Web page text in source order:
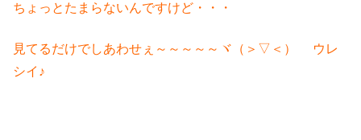
ちょっとたまらないんですけど・・・
見てるだけでしあわせぇ～～～～～ヾ（＞▽＜）ゞ ウレ
シイ♪